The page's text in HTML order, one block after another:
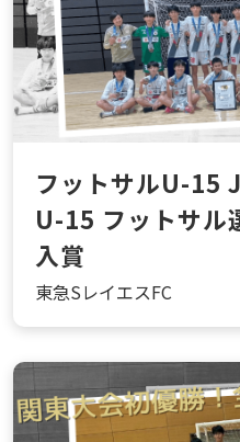
フットサルU-15
U-15 フットサル
入賞
東急SレイエスFC